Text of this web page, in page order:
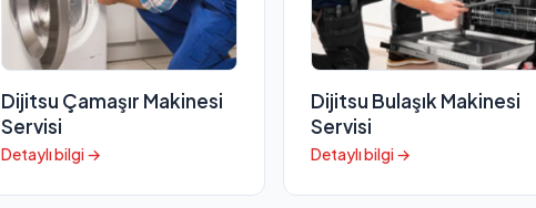
Dijitsu Çamaşır Makinesi
Servisi
Detaylı bilgi →
Dijitsu Bulaşık Makinesi
Servisi
Detaylı bilgi →